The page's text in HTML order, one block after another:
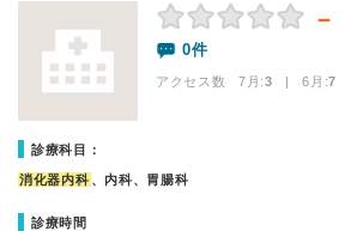
－
0件
アクセス数 7月:3 | 6月:7
診療科目：
消化器内科 、内科、胃腸科
診療時間